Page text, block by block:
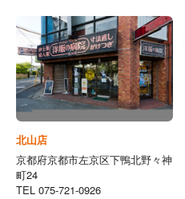
北山店
京都府京都市左京区下鴨北野々神
町24
TEL 075-721-0926